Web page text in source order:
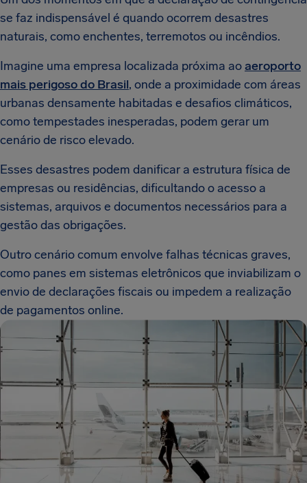
se faz indispensável é quando ocorrem desastres
naturais, como enchentes, terremotos ou incêndios.
Imagine uma empresa localizada próxima aoaeroporto
mais perigoso do Brasil, onde a proximidade com áreas
urbanas densamente habitadas e desafios climáticos,
como tempestades inesperadas, podem gerar um
cenário de risco elevado.
Esses desastres podem danificar a estrutura física de
empresas ou residências, dificultando o acesso a
sistemas, arquivos e documentos necessários para a
gestão das obrigações.
Outro cenário comum envolve falhas técnicas graves,
como panes em sistemas eletrônicos que inviabilizam o
envio de declarações fiscais ou impedem a realização
de pagamentos online.